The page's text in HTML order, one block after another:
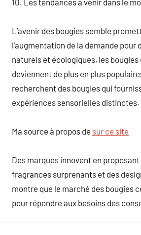
L’avenir des bougies semble
l’augmentation de la demande pour
naturels et écologiques, les
deviennent de plus en plus
recherchent des bougies qui
expériences sensorielles distinctes.
Ma source à propos de sur ce site
Des marques innovent en
fragrances surprenants et des
montre que le marché des bougies
pour répondre aux besoins des